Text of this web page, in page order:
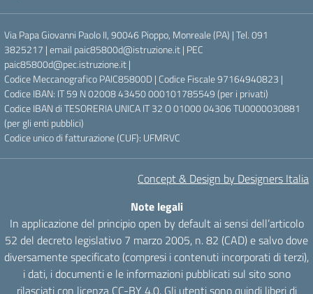
Via Papa Giovanni Paolo II, 90046 Pioppo, Monreale (PA) | Tel. 091
3825217 | email paic85800d@istruzione.it | PEC
paic85800d@pec.istruzione.it |
Codice Meccanografico PAIC85800D | Codice Fiscale 97164940823 |
Codice IBAN: IT 59 N 02008 43450 000101785549 (per i privati)
Codice IBAN di TESORERIA UNICA IT 32 O 01000 04306 TU0000030881
(per gli enti pubblici)
Codice unico di fatturazione (CUF): UFMRVC
Concept & Design by Designers Italia
Note legali
In applicazione del principio open by default ai sensi dell’articolo
52 del decreto legislativo 7 marzo 2005, n. 82 (CAD) e salvo dove
diversamente specificato (compresi i contenuti incorporati di terzi),
i dati, i documenti e le informazioni pubblicati sul sito sono
rilasciati con licenza CC-BY 4.0. Gli utenti sono quindi liberi di